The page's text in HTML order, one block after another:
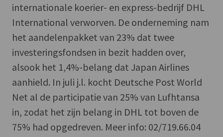
internationale koerier- en express-bedrijf DHL
International verworven. De onderneming nam
het aandelenpakket van 23% dat twee
investeringsfondsen in bezit hadden over,
alsook het 1,4%-belang dat Japan Airlines
aanhield. In juli j.l. kocht Deutsche Post World
Net al de participatie van 25% van Lufhtansa
in, zodat het zijn belang in DHL tot boven de
75% had opgedreven. Meer info: 02/719.66.04